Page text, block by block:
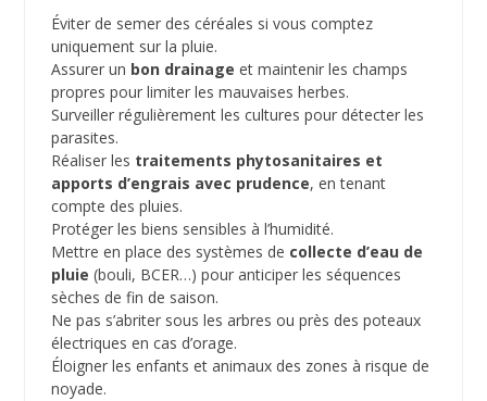
Éviter de semer des céréales si vous comptez
uniquement sur la pluie.
Assurer un bon drainage et maintenir les champs
propres pour limiter les mauvaises herbes.
Surveiller régulièrement les cultures pour détecter les
parasites.
Réaliser les traitements phytosanitaires et
apports d’engrais avec prudence, en tenant
compte des pluies.
Protéger les biens sensibles à l’humidité.
Mettre en place des systèmes de collecte d’eau de
pluie (bouli, BCER…) pour anticiper les séquences
sèches de fin de saison.
Ne pas s’abriter sous les arbres ou près des poteaux
électriques en cas d’orage.
Éloigner les enfants et animaux des zones à risque de
noyade.